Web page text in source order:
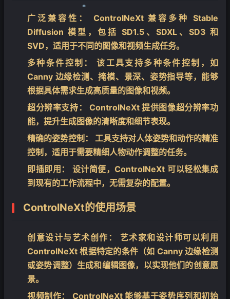
广泛兼容性：
ControlNeXt 兼容多种 Stable
Diffusion 模型，包括 SD1.5、SDXL、SD3 和
SVD，适用于不同的图像和视频生成任务。
多种条件控制：
该工具支持多种条件控制，如
Canny 边缘检测、掩模、景深、姿势指导等，能够
根据具体需求生成高质量的图像和视频。
超分辨率支持：
ControlNeXt 提供图像超分辨率功
能，提升生成图像的清晰度和细节表现。
精确的姿势控制：
工具支持对人体姿势和动作的精准
控制，适用于需要精细人物动作调整的任务。
即插即用：
设计简便，ControlNeXt 可以轻松集成
到现有的工作流程中，无需复杂的配置。
ControlNeXt的使用场景
创意设计与艺术创作：
艺术家和设计师可以利用
ControlNeXt 根据特定的条件（如 Canny 边缘检测
或姿势调整）生成和编辑图像，以实现他们的创意愿
景。
视频制作：
ControlNeXt 能够基于姿势序列和初始
❄